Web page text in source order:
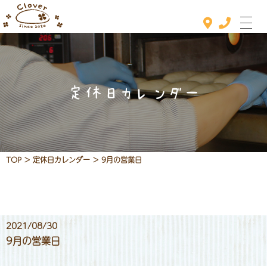
ホーム
おすすめメニュー
メニュー
定休日カレンダー
TOP > 定休日カレンダー > 9月の営業日
2021/08/30
9月の営業日